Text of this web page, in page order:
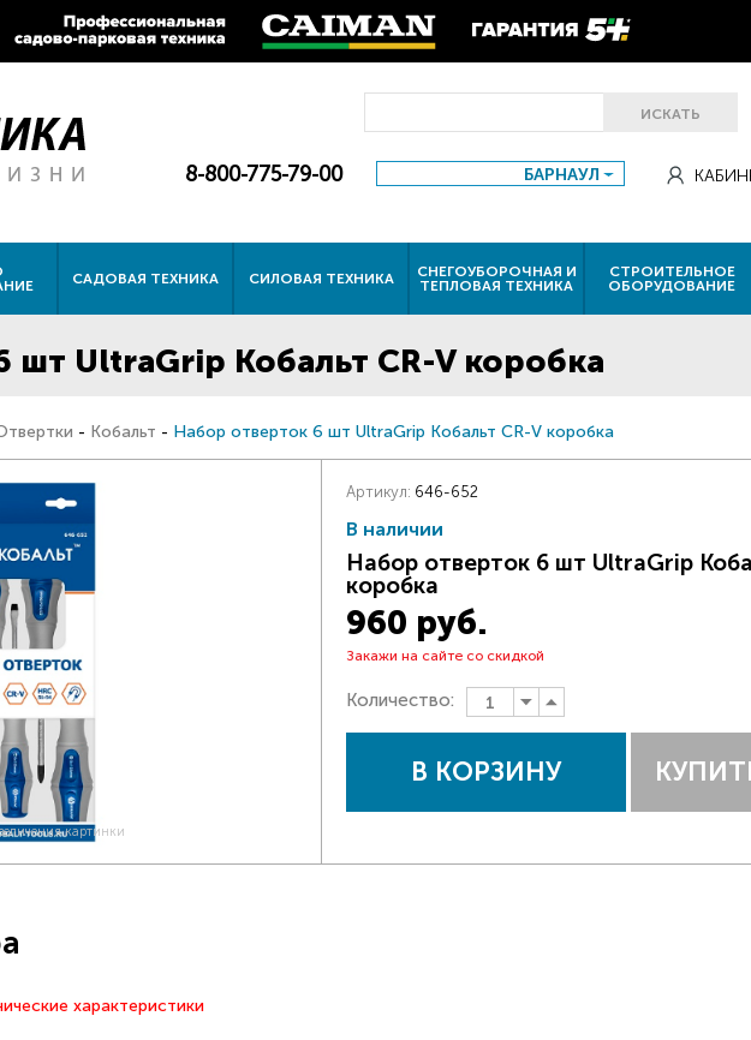
ИСКАТЬ
8-800-775-79-00 БАРНАУЛ
САДОВАЯ ТЕХНИКА СИЛОВАЯ ТЕХНИКА
СНЕГОУБОРОЧНАЯ И
ТЕПЛОВАЯ ТЕХНИКА
СТРОИТЕЛЬНОЕ
ОБОРУДОВАНИЕ
шт UltraGrip Кобальт CR-V коробка
- Кобальт - Набор отверток 6 шт UltraGrip Кобальт CR-V коробка
картинки
Артикул: 646-652
В наличии
Набор отверток 6 шт UltraGrip
коробка
960 руб.
Закажи на сайте со скидкой
Количество:
В КОРЗИНУ
характеристики